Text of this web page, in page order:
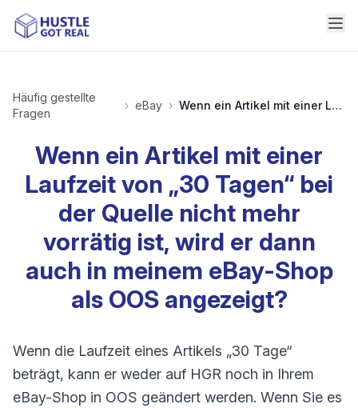
Häufig gestellte
Fragen
› eBay › Wenn ein Artikel mit einer Laufzeit von „30 Tagen“ bei der Quelle nicht mehr vorrätig ist, wird er dann auch in meinem eBay-Shop als OOS angezeigt?
Wenn ein Artikel mit einer
Laufzeit von „30 Tagen“ bei
der Quelle nicht mehr
vorrätig ist, wird er dann
auch in meinem eBay-Shop
als OOS angezeigt?
Wenn die Laufzeit eines Artikels „30 Tage“
beträgt, kann er weder auf HGR noch in Ihrem
eBay-Shop in OOS geändert werden. Wenn Sie es